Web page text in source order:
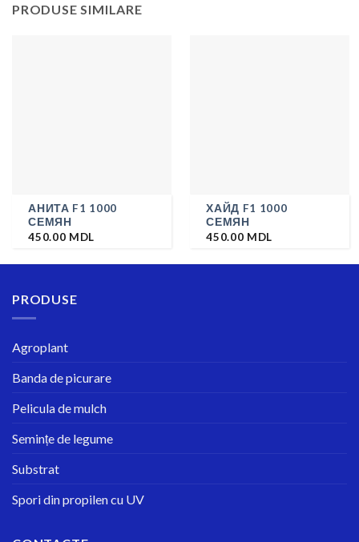
PRODUSE SIMILARE
АНИТА F1 1000
СЕМЯН
450.00 MDL
ХАЙД F1 1000
СЕМЯН
450.00 MDL
PRODUSE
Agroplant
Banda de picurare
Pelicula de mulch
Semințe de legume
Substrat
Spori din propilen cu UV